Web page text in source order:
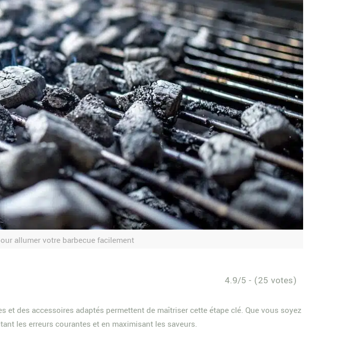
allumer votre barbecue facilement
4.9/5 - (25 votes)
des accessoires adaptés permettent de maîtriser cette étape clé. Que vous soyez
les erreurs courantes et en maximisant les saveurs.